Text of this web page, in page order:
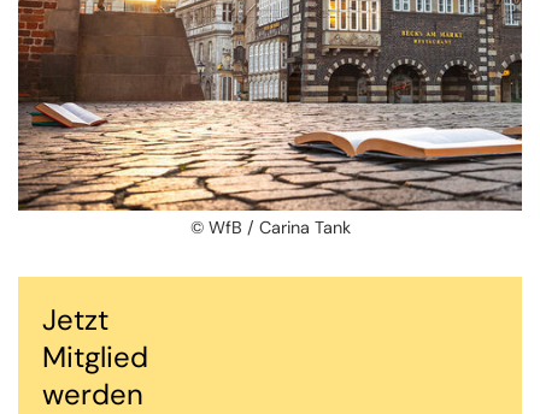
© WfB / Carina Tank
Jetzt
Mitglied
werden